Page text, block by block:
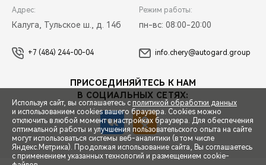
СПЕЦПРЕДЛОЖЕНИЯ
Адрес:
Калуга, Тульское ш., д. 14б
Режим работы:
пн-вс: 08:00-20:00
+7 (484) 244-00-04 info.chery@autogard.group
ПРИСОЕДИНЯЙТЕСЬ К НАМ
В СОЦИАЛЬНЫХ СЕТЯХ:
Используя сайт, вы соглашаетесь с политикой обработки данных
и использованием cookies вашего браузера. Cookies можно
отключить в любой момент в настройках браузера. Для обеспечения
оптимальной работы и улучшения пользовательского опыта на сайте
могут использоваться системы веб-аналитики (в том числе
Яндекс.Метрика). Продолжая использование сайта, Вы соглашаетесь
с применением указанных технологий и размещением cookie-